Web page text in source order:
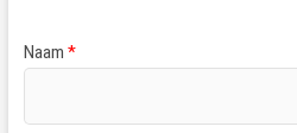
Naam *